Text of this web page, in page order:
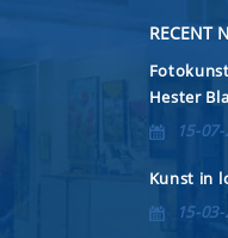
RECENT
Hester
15-
Kunst in
15-